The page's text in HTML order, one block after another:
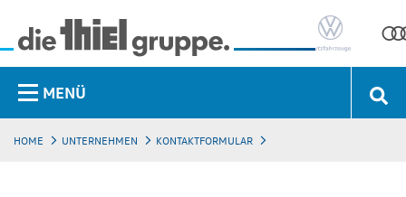
MENÜ
HOME UNTERNEHMEN KONTAKTFORMULAR